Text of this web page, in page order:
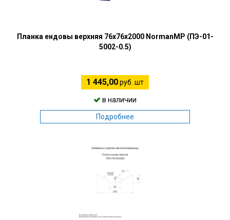
Планка ендовы верхняя 76х76х2000 NormanMP (ПЭ-01-
5002-0.5)
1 445,00руб. шт
в наличии
Подробнее